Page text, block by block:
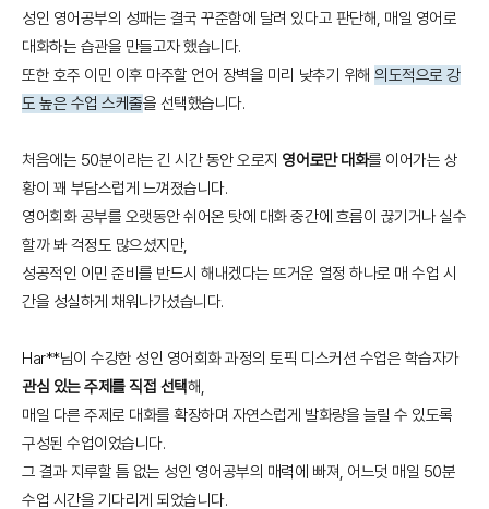
성인 영어공부의 성패는 결국 꾸준함에 달려 있다고 판단해, 매일 영어로
대화하는 습관을 만들고자 했습니다.
또한 호주 이민 이후 마주할 언어 장벽을 미리 낮추기 위해의도적으로 강
도 높은 수업 스케줄을 선택했습니다.
처음에는 50분이라는 긴 시간 동안 오로지 영어로만 대화를 이어가는 상
황이 꽤 부담스럽게 느껴졌습니다.
영어회화 공부를 오랫동안 쉬어온 탓에 대화 중간에 흐름이 끊기거나 실수
할까 봐 걱정도 많으셨지만,
성공적인 이민 준비를 반드시 해내겠다는 뜨거운 열정 하나로 매 수업 시
간을 성실하게 채워나가셨습니다.
Har**님이 수강한 성인 영어회화 과정의 토픽 디스커션 수업은 학습자가
관심 있는 주제를 직접 선택해,
매일 다른 주제로 대화를 확장하며 자연스럽게 발화량을 늘릴 수 있도록
구성된 수업이었습니다.
그 결과 지루할 틈 없는 성인 영어공부의 매력에 빠져, 어느덧 매일 50분
수업 시간을 기다리게 되었습니다.